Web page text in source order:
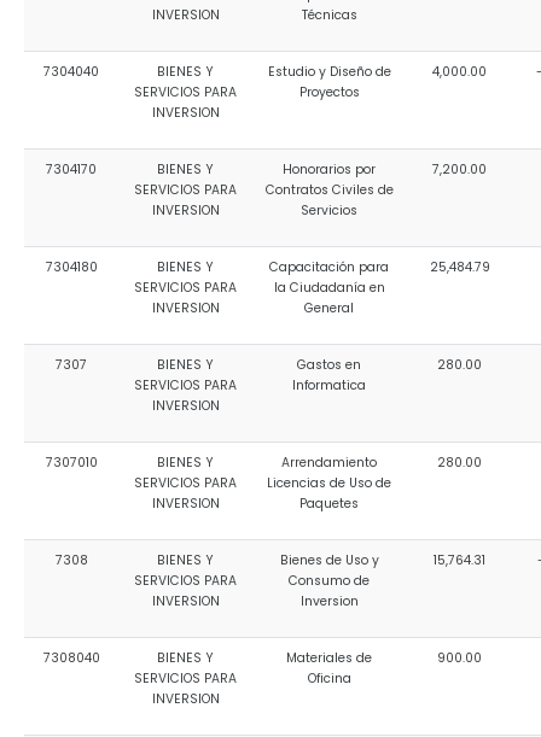
INVERSION
Técnicas
7304040
BIENES Y
SERVICIOS PARA
INVERSION
Estudio y Diseño de
Proyectos
4,000.00
7304170
BIENES Y
SERVICIOS PARA
INVERSION
Honorarios por
Contratos Civiles de
Servicios
7,200.00
7304180
BIENES Y
SERVICIOS PARA
INVERSION
Capacitación para
la Ciudadanía en
General
25,484.79
7307
BIENES Y
SERVICIOS PARA
INVERSION
Gastos en
Informatica
280.00
7307010
BIENES Y
SERVICIOS PARA
INVERSION
Arrendamiento
Licencias de Uso de
Paquetes
280.00
7308
BIENES Y
SERVICIOS PARA
INVERSION
Bienes de Uso y
Consumo de
Inversion
15,764.31
7308040
BIENES Y
SERVICIOS PARA
INVERSION
Materiales de
Oficina
900.00